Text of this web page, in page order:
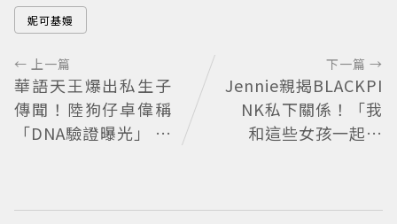
妮可基嫚
← 上一篇
華語天王爆出私生子
傳聞！陸狗仔卓偉稱
「DNA驗證曝光」 全
下一篇 →
Jennie親揭BLACKPI
NK私下關係！「我
和這些女孩一起長